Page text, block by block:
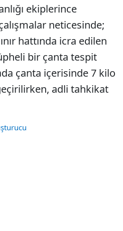
ekiplerince
neticesinde;
hattında icra edilen
bir çanta tespit
çanta içerisinde 7 kilo
adli tahkikat